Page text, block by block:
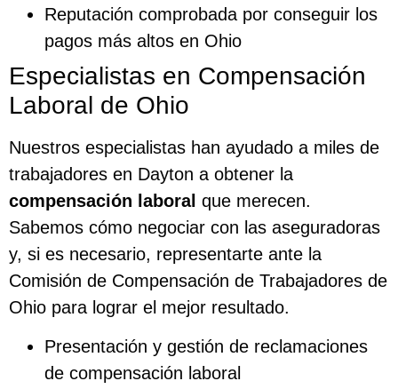
Reputación comprobada por conseguir los
pagos más altos en Ohio
Especialistas en Compensación
Laboral de Ohio
Nuestros especialistas han ayudado a miles de
trabajadores en Dayton a obtener la
compensación laboral que merecen.
Sabemos cómo negociar con las aseguradoras
y, si es necesario, representarte ante la
Comisión de Compensación de Trabajadores de
Ohio para lograr el mejor resultado.
Presentación y gestión de reclamaciones
de compensación laboral